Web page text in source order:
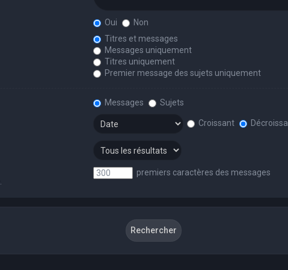
Oui
Non
Titres et messages
Messages uniquement
Titres uniquement
Premier message des sujets uniquement
Messages
Sujets
Croissant
premiers caractères des messages